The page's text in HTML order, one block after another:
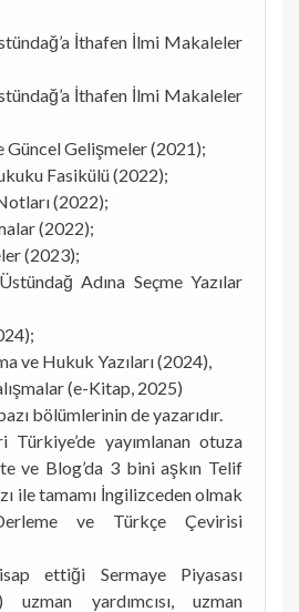
İthafen İlmi Makaleler
İthafen İlmi Makaleler
Güncel Gelişmeler (2021);
Fasikülü (2022);
(2022);
(2022);
(2023);
Adına Seçme Yazılar
ve Hukuk Yazıları (2024),
(e-Kitap, 2025)
bölümlerinin de yazarıdır.
Türkiye’de yayımlanan otuza
ve Blog’da 3 bini aşkın Telif
ile tamamı İngilizceden olmak
ve Türkçe Çevirisi
ettiği Sermaye Piyasası
uzman yardımcısı, uzman